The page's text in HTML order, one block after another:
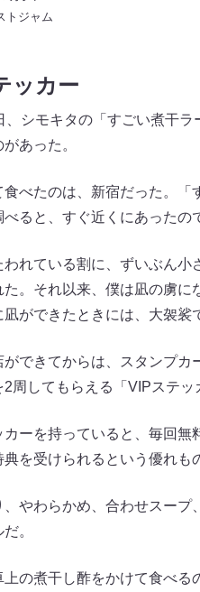
トジャム
ッカー
、シモキタの「すごい煮干
あった。
食べたのは、新宿だった。
べると、すぐ近くにあったの
われている割に、ずいぶん
。それ以来、僕は凪の虜に
凪ができたときには、大袈裟
ができてからは、スタンプ
2周してもらえる「VIPステッ
カーを持っていると、毎回
典を受けられるという優れも
、やわらかめ、合わせスー
。
上の煮干し酢をかけて食べ